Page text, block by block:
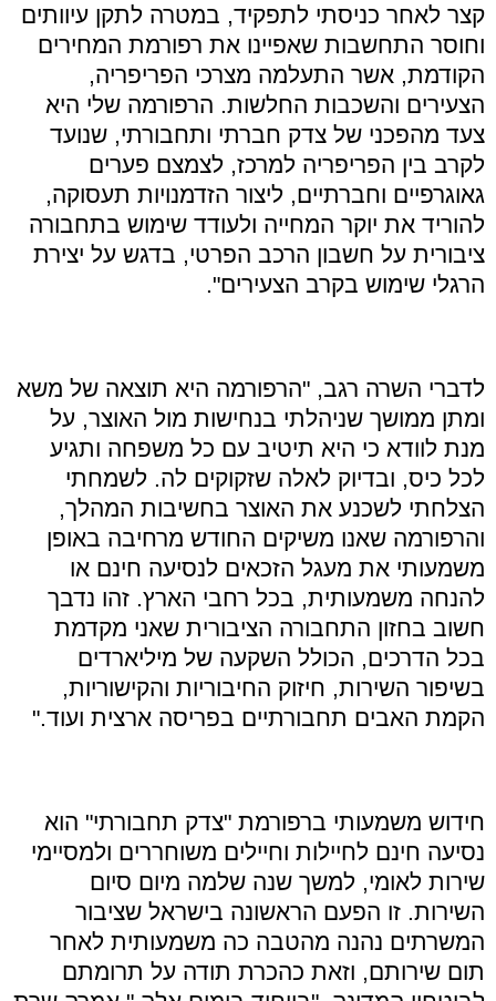
קצר לאחר כניסתי לתפקיד, במטרה לתקן עיוותים
וחוסר התחשבות שאפיינו את רפורמת המחירים
הקודמת, אשר התעלמה מצרכי הפריפריה,
הצעירים והשכבות החלשות. הרפורמה שלי היא
צעד מהפכני של צדק חברתי ותחבורתי, שנועד
לקרב בין הפריפריה למרכז, לצמצם פערים
גאוגרפיים וחברתיים, ליצור הזדמנויות תעסוקה,
להוריד את יוקר המחייה ולעודד שימוש בתחבורה
ציבורית על חשבון הרכב הפרטי, בדגש על יצירת
הרגלי שימוש בקרב הצעירים".
לדברי השרה רגב, "הרפורמה היא תוצאה של משא
ומתן ממושך שניהלתי בנחישות מול האוצר, על
מנת לוודא כי היא תיטיב עם כל משפחה ותגיע
לכל כיס, ובדיוק לאלה שזקוקים לה. לשמחתי
הצלחתי לשכנע את האוצר בחשיבות המהלך,
והרפורמה שאנו משיקים החודש מרחיבה באופן
משמעותי את מעגל הזכאים לנסיעה חינם או
להנחה משמעותית, בכל רחבי הארץ. זהו נדבך
חשוב בחזון התחבורה הציבורית שאני מקדמת
בכל הדרכים, הכולל השקעה של מיליארדים
בשיפור השירות, חיזוק החיבוריות והקישוריות,
הקמת האבים תחבורתיים בפריסה ארצית ועוד."
חידוש משמעותי ברפורמת "צדק תחבורתי" הוא
נסיעה חינם לחיילות וחיילים משוחררים ולמסיימי
שירות לאומי, למשך שנה שלמה מיום סיום
השירות. זו הפעם הראשונה בישראל שציבור
המשרתים נהנה מהטבה כה משמעותית לאחר
תום שירותם, וזאת כהכרת תודה על תרומתם